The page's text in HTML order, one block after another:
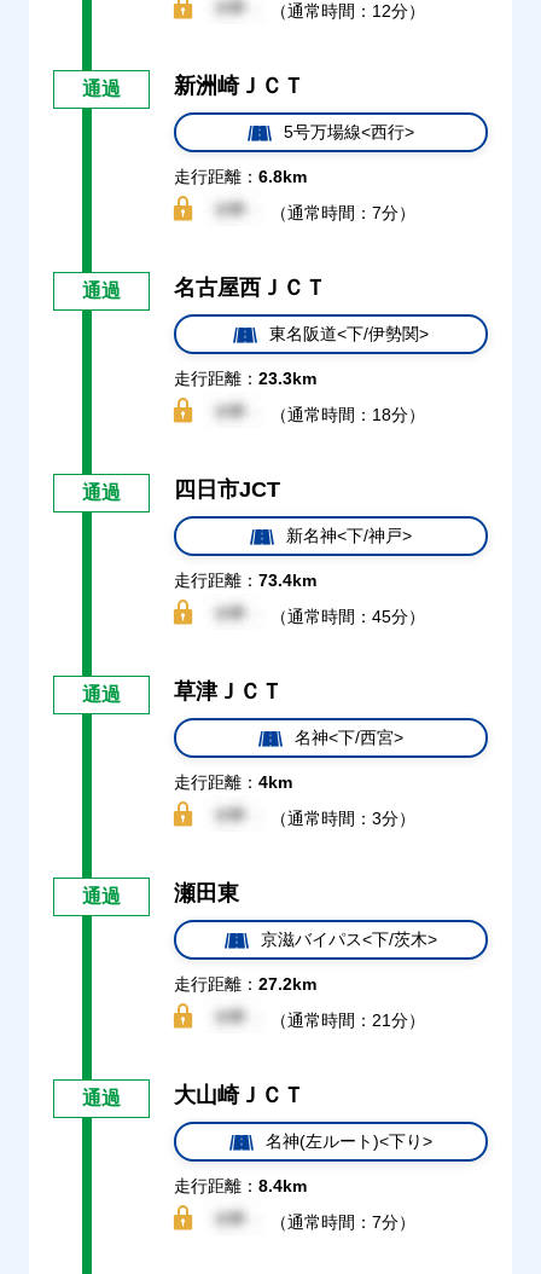
（通常時間：12分）
通過 新洲崎ＪＣＴ
5号万場線<西行>
走行距離： 6.8km
（通常時間：7分）
通過 名古屋西ＪＣＴ
東名阪道<下/伊勢関>
走行距離： 23.3km
（通常時間：18分）
通過 四日市JCT
新名神<下/神戸>
走行距離： 73.4km
（通常時間：45分）
通過 草津ＪＣＴ
名神<下/西宮>
走行距離： 4km
（通常時間：3分）
通過 瀬田東
京滋バイパス<下/茨木>
走行距離： 27.2km
（通常時間：21分）
通過 大山崎ＪＣＴ
名神(左ルート)<下り>
走行距離： 8.4km
（通常時間：7分）